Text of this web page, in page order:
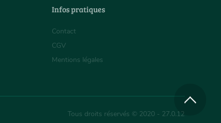
Infos pratiques
Contact
CGV
Mentions légales
Tous droits réservés © 2020 - 27.0.12